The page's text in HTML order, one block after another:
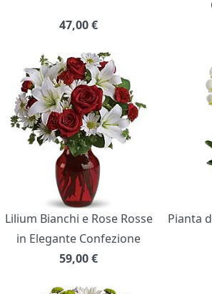
47,00€
Lilium Bianchi e Rose Rosse
in Elegante Confezione
59,00€
Pianta